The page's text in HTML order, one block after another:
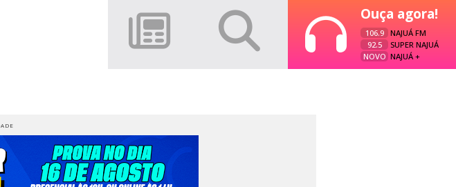
Ouça agora!
106.9
NAJUÁ FM
92.5
SUPER NAJUÁ
NOVO NAJUÁ +